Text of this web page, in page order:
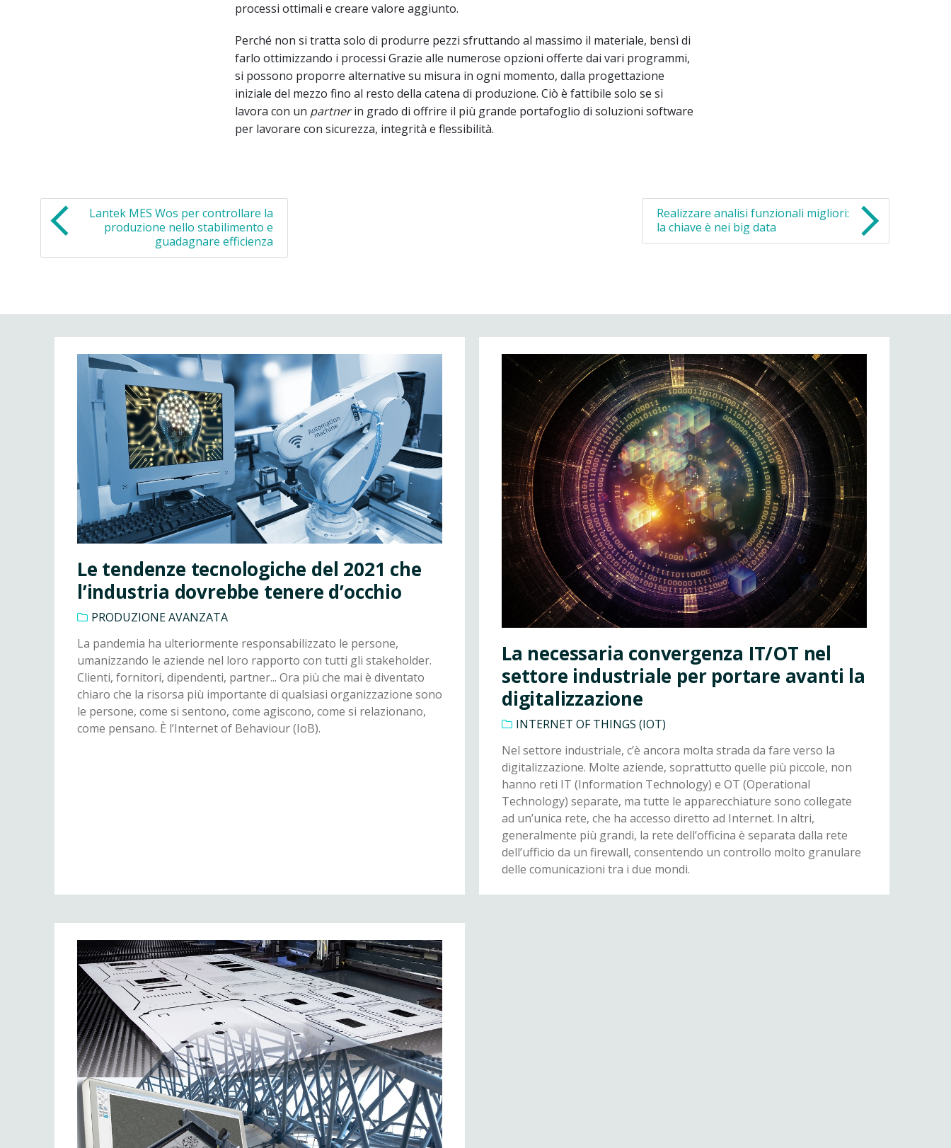
processi ottimali e creare valore aggiunto.
Perché non si tratta solo di produrre pezzi sfruttando al massimo il materiale, bensì di
farlo ottimizzando i processi Grazie alle numerose opzioni offerte dai vari programmi,
si possono proporre alternative su misura in ogni momento, dalla progettazione
iniziale del mezzo fino al resto della catena di produzione. Ciò è fattibile solo se si
lavora con un partnerin grado di offrire il più grande portafoglio di soluzioni software
per lavorare con sicurezza, integrità e flessibilità.
Lantek MES Wos per controllare la
produzione nello stabilimento e
guadagnare efficienza
Realizzare analisi funzionali migliori:
la chiave è nei big data
Le tendenze tecnologiche del 2021 che
l’industria dovrebbe tenere d’occhio
PRODUZIONE AVANZATA
La pandemia ha ulteriormente responsabilizzato le persone,
umanizzando le aziende nel loro rapporto con tutti gli stakeholder.
Clienti, fornitori, dipendenti, partner... Ora più che mai è diventato
chiaro che la risorsa più importante di qualsiasi organizzazione sono
le persone, come si sentono, come agiscono, come si relazionano,
come pensano. È l’Internet of Behaviour (IoB).
La necessaria convergenza IT/OT nel
settore industriale per portare avanti la
digitalizzazione
INTERNET OF THINGS (IOT)
Nel settore industriale, c’è ancora molta strada da fare verso la
digitalizzazione. Molte aziende, soprattutto quelle più piccole, non
hanno reti IT (Information Technology) e OT (Operational
Technology) separate, ma tutte le apparecchiature sono collegate
ad un’unica rete, che ha accesso diretto ad Internet. In altri,
generalmente più grandi, la rete dell’officina è separata dalla rete
dell’ufficio da un firewall, consentendo un controllo molto granulare
delle comunicazioni tra i due mondi.